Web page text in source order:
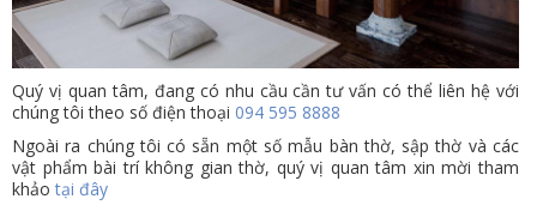
Quý vị quan tâm, đang có nhu cầu cần tư vấn có thể liên hệ với
chúng tôi theo số điện thoại 094 595 8888
Ngoài ra chúng tôi có sẵn một số mẫu bàn thờ, sập thờ và các
vật phẩm bài trí không gian thờ, quý vị quan tâm xin mời tham
khảotại đây